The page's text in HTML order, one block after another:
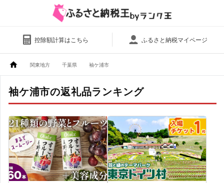
控除額計算はこちら ふるさと納税マイページ
関東地方 千葉県 袖ケ浦市
袖ケ浦市の返礼品ランキング